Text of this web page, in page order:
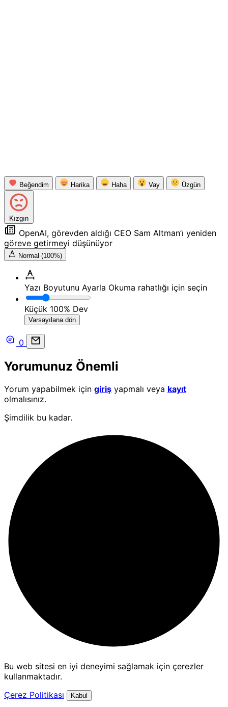
Beğendim Harika Haha Vay Üzgün
Kızgın
OpenAI, görevden aldığı CEO Sam Altman’ı yeniden
göreve getirmeyi düşünüyor
Normal (100%)
Yazı Boyutunu Ayarla Okuma rahatlığı için seçin
Küçük 100% Dev
Varsayılana dön
0
Yorumunuz Önemli
Yorum yapabilmek için giriş yapmalı veya kayıt
olmalısınız.
Şimdilik bu kadar.
Bu web sitesi en iyi deneyimi sağlamak için çerezler
kullanmaktadır.
Çerez Politikası
Kabul